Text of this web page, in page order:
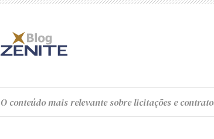
O conteúdomais relevante sobre licitações e